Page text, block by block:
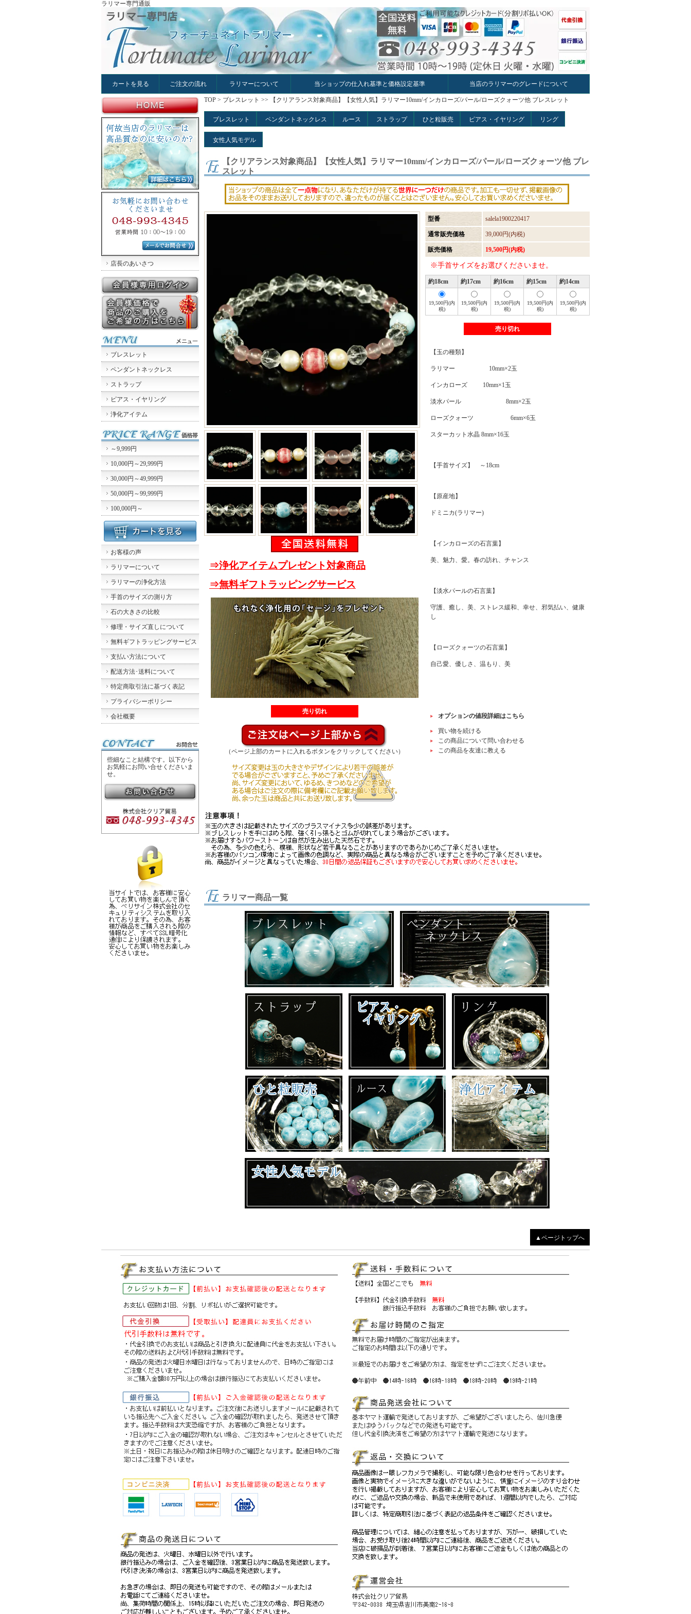
ラリマー専門通販
カートを見る ご注文の流れ ラリマーについて 当ショップの仕入れ基準と価格設定基準 当店のラリマーのグレードについて
店長のあいさつ
ブレスレット
ペンダントネックレス
ストラップ
ピアス・イヤリング
浄化アイテム
～9,999円
10,000円～29,999円
30,000円～49,999円
50,000円～99,999円
100,000円～
お客様の声
ラリマーについて
ラリマーの浄化方法
手首のサイズの測り方
石の大きさの比較
修理・サイズ直しについて
無料ギフトラッピングサービス
支払い方法について
配送方法･送料について
特定商取引法に基づく表記
プライバシーポリシー
会社概要
些細なこと結構です。以下から
お気軽にお問い合せくださいま
せ。
TOP > ブレスレット >> 【クリアランス対象商品】【女性人気】ラリマー10mm/インカローズ/パール/ローズクォーツ他 ブレスレット
ブレスレット ペンダントネックレス ルース ストラップ ひと粒販売 ピアス・イヤリング リング
女性人気モデル
【クリアランス対象商品】【女性人気】ラリマー10mm/インカローズ/パール/ローズクォーツ他 ブレ
スレット
⇒浄化アイテムプレゼント対象商品
⇒無料ギフトラッピングサービス
売り切れ
（ページ上部のカートに入れるボタンをクリックしてください）
型番 salela1900220417
通常販売価格 39,000円(内税)
販売価格 19,500円(内税)
※手首サイズをお選びくださいませ。
約18cm 約17cm 約16cm 約15cm 約14cm
19,500円(内
税)
19,500円(内
税)
19,500円(内
税)
19,500円(内
税)
19,500円(内
税)
売り切れ
【玉の種類】
ラリマー 10mm×2玉
インカローズ 10mm×1玉
淡水パール 8mm×2玉
ローズクォーツ 6mm×6玉
スターカット水晶 8mm×16玉
【手首サイズ】 ～18cm
【原産地】
ドミニカ(ラリマー)
【インカローズの石言葉】
美、魅力、愛。春の訪れ、チャンス
【淡水パールの石言葉】
守護、癒し、美、ストレス緩和、幸せ、邪気払い、健康
し
【ローズクォーツの石言葉】
自己愛、優しさ、温もり、美
オプションの値段詳細はこちら
買い物を続ける
この商品について問い合わせる
この商品を友達に教える
ラリマー商品一覧
▲ページトップへ